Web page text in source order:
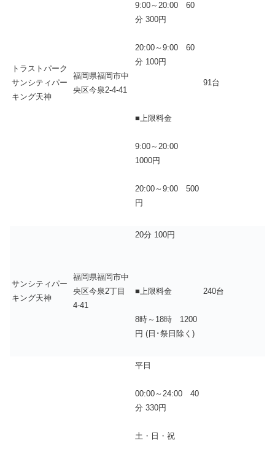
トラストパーク
サンシティパー
キング天神
福岡県福岡市中
央区今泉2-4-41
9:00～20:00 60
分 300円
20:00～9:00 60
分 100円
■上限料金
9:00～20:00
1000円
20:00～9:00 500
円
91台
サンシティパー
キング天神
福岡県福岡市中
央区今泉2丁目
4-41
20分 100円
■上限料金
8時～18時 1200
円 (日･祭日除く)
240台
平日
00:00～24:00 40
分 330円
土・日・祝